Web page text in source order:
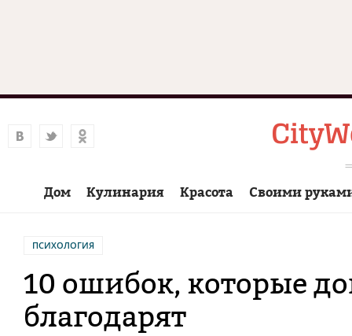
Дом Кулинария Красота Своими
ПСИХОЛОГИЯ
10 ошибок, которые
благодарят